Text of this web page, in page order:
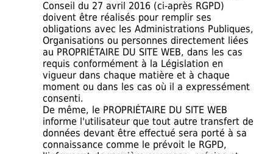
Conseil du 27 avril 2016 (ci-après RGPD)
doivent être réalisés pour remplir ses
obligations avec les Administrations Publiques,
Organisations ou personnes directement liées
au PROPRIÉTAIRE DU SITE WEB, dans les cas
requis conformément à la Législation en
vigueur dans chaque matière et à chaque
moment ou dans les cas où il a expressément
consenti.
De même, le PROPRIÉTAIRE DU SITE WEB
informe l'utilisateur que tout autre transfert de
données devant être effectué sera porté à sa
connaissance comme le prévoit le RGPD,